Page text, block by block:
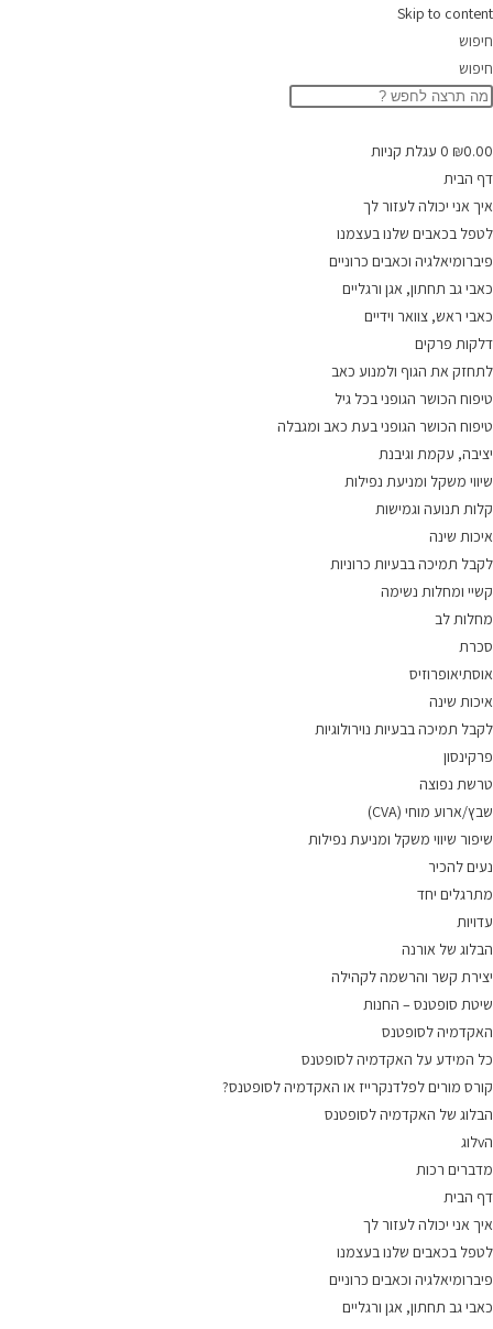
Skip to content
חיפוש
חיפוש
₪0.00
0 עגלת קניות
דף הבית
איך אני יכולה לעזור לך
לטפל בכאבים שלנו בעצמנו
פיברומיאלגיה וכאבים כרוניים
כאבי גב תחתון, אגן ורגליים
כאבי ראש, צוואר וידיים
דלקות פרקים
לתחזק את הגוף ולמנוע כאב
טיפוח הכושר הגופני בכל גיל
טיפוח הכושר הגופני בעת כאב ומגבלה
יציבה, עקמת וגיבנת
שיווי משקל ומניעת נפילות
קלות תנועה וגמישות
איכות שינה
לקבל תמיכה בבעיות כרוניות
קשיי ומחלות נשימה
מחלות לב
סכרת
אוסתיאופרוזיס
איכות שינה
לקבל תמיכה בבעיות נוירולוגיות
פרקינסון
טרשת נפוצה
שבץ/ארוע מוחי (CVA)
שיפור שיווי משקל ומניעת נפילות
נעים להכיר
מתרגלים יחד
עדויות
הבלוג של אורנה
יצירת קשר והרשמה לקהילה
שיטת סופטנס – החנות
האקדמיה לסופטנס
כל המידע על האקדמיה לסופטנס
קורס מורים לפלדנקרייז או האקדמיה לסופטנס?
הבלוג של האקדמיה לסופטנס
הvלוג
מדברים רכות
דף הבית
איך אני יכולה לעזור לך
לטפל בכאבים שלנו בעצמנו
פיברומיאלגיה וכאבים כרוניים
כאבי גב תחתון, אגן ורגליים